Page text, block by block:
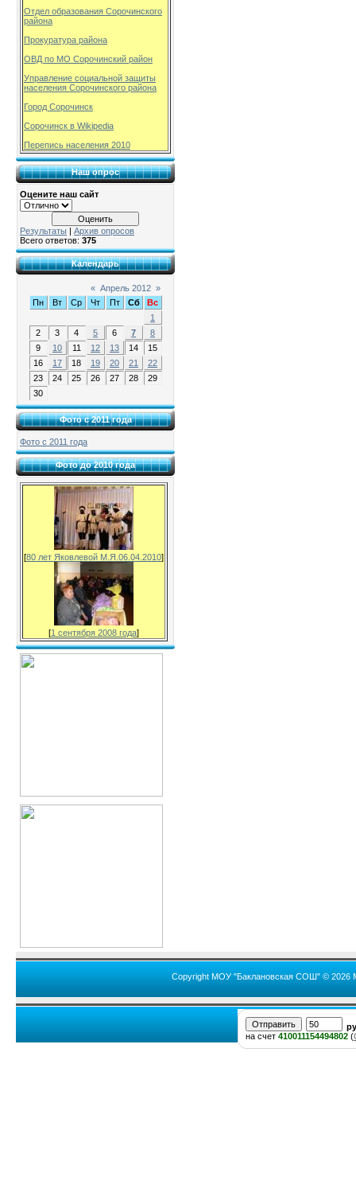
Отдел образования Сорочинского
района
Прокуратура района
ОВД по МО Сорочинский район
Управление социальной защиты
населения Сорочинского района
Город Сорочинск
Сорочинск в Wikipedia
Перепись населения 2010
Наш опрос
Оцените наш сайт
Результаты
Архив опросов
Всего ответов: 375
Календарь
« Апрель 2012 »
Пн
Вт Ср Чт Пт Сб
Вс
1
2
3 4 5 6 7
8
9
10 11 12 13 14
15
16
17 18 19 20 21
22
23
24 25 26 27 28
29
30
Фото с 2011 года
Фото с 2011 года
Фото до 2010 года
[80 лет Яковлевой М.Я.06.04.2010]
[1 сентября 2008 года]
Copyright МОУ "Баклановская СОШ" © 2026
на счет 410011154494802 (